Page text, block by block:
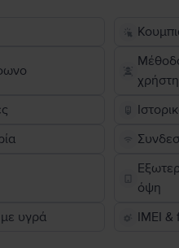
χρήστη
όψη
υγρά
IMEI &